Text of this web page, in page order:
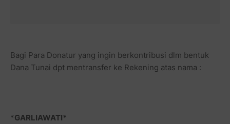
Bagi Para Donatur yang ingin berkontribusi dlm bentuk
Dana Tunai dpt mentransfer ke Rekening atas nama :
*GARLIAWATI*